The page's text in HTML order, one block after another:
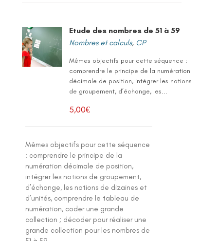
Etude des nombres de 51 à 59
Nombres et calculs, CP
Mêmes objectifs pour cette séquence :
comprendre le principe de la numération
décimale de position, intégrer les notions
de groupement, d’échange, les...
5,00€
Mêmes objectifs pour cette séquence
: comprendre le principe de la
numération décimale de position,
intégrer les notions de groupement,
d’échange, les notions de dizaines et
d’unités, comprendre le tableau de
numération, coder une grande
collection ; décoder pour réaliser une
grande collection pour les nombres de